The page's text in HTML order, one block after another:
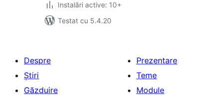
Instalări active: 10+
Testat cu 5.4.20
Despre
Știri
Găzduire
Prezentare
Teme
Module